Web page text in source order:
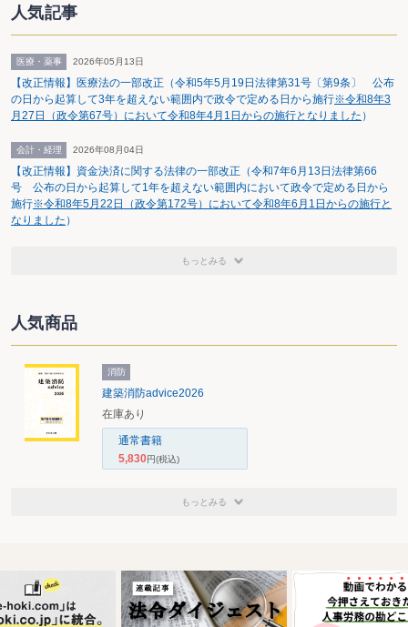
人気記事
医療・薬事 2026年05月13日
【改正情報】医療法の一部改正（令和5年5月19日法律第31号〔第9条〕 公布
の日から起算して3年を超えない範囲内で政令で定める日から施行※令和8年3
月27日（政令第67号）において令和8年4月1日からの施行となりました ）
会計・経理 2026年08月04日
【改正情報】資金決済に関する法律の一部改正（令和7年6月13日法律第66
号 公布の日から起算して1年を超えない範囲内において政令で定める日から
施行※令和8年5月22日（政令第172号）において令和8年6月1日からの施行と
なりました ）
もっとみる
人気商品
消防
建築消防advice2026
在庫あり
通常書籍
5,830円(税込)
もっとみる